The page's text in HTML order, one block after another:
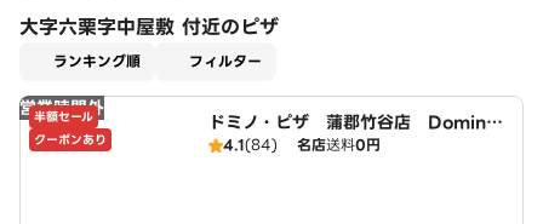
大字六栗字中屋敷 付近のピザ
ランキング順 フィルター
営業時間外
半額セール
クーポンあり
ドミノ・ピザ 蒲郡竹谷店 Domin
o's4.1(84) 名店送料0円